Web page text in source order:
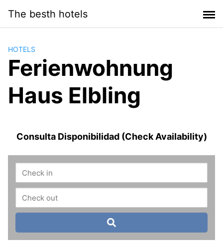
contenido
The besth hotels
HOTELS
Ferienwohnung
Haus Elbling
Consulta Disponibilidad (Check Availability)